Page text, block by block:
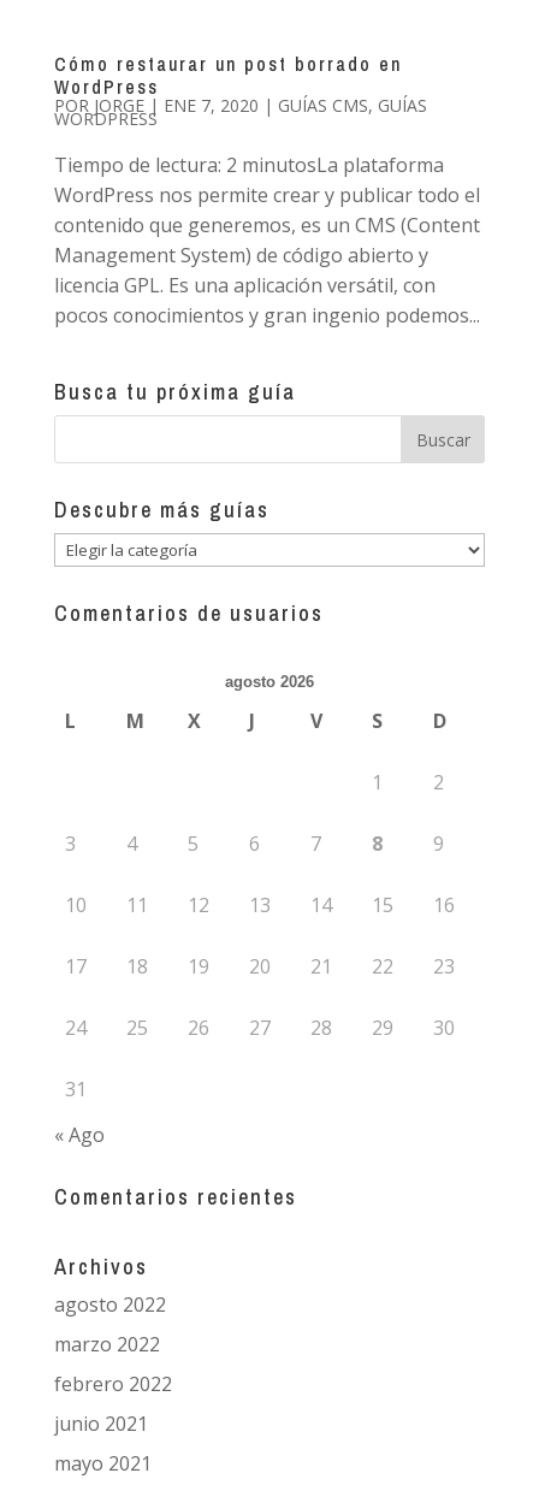
Cómo restaurar un post borrado en
WordPress
POR JORGE| ENE 7, 2020 | GUÍAS CMS, GUÍAS
WORDPRESS
Tiempo de lectura: 2 minutosLa plataforma
WordPress nos permite crear y publicar todo el
contenido que generemos, es un CMS (Content
Management System) de código abierto y
licencia GPL. Es una aplicación versátil, con
pocos conocimientos y gran ingenio podemos...
Busca tu próxima guía
Descubre más guías
Descubre
guías
Comentarios de usuarios
agosto 2026
L M X J V S D
1 2
3 4 5 6 7 8 9
10 11 12 13 14 15 16
17 18 19 20 21 22 23
24 25 26 27 28 29 30
31
« Ago
Comentarios recientes
Archivos
agosto 2022
marzo 2022
febrero 2022
junio 2021
mayo 2021